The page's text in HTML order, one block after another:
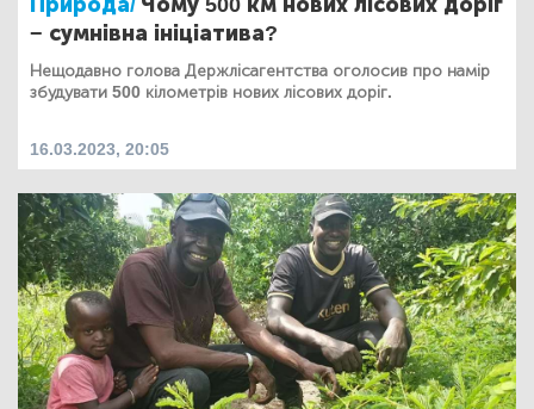
− сумнівна ініціатива?
Нещодавно голова Держлісагентства оголосив про намір
збудувати 500 кілометрів нових лісових доріг.
16.03.2023, 20:05